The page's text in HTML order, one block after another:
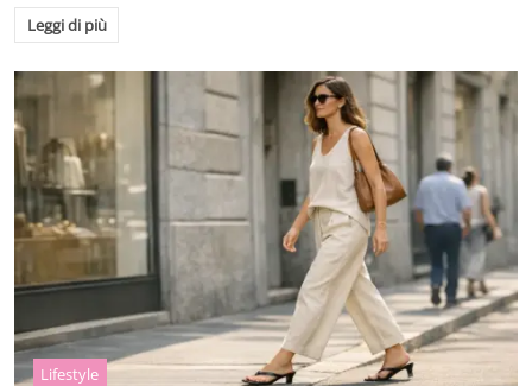
Leggi di più
Lifestyle